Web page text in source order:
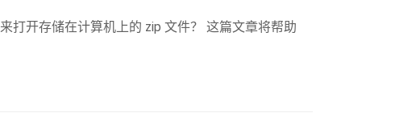
打开存储在计算机上的 zip 文件？ 这篇文章将帮助